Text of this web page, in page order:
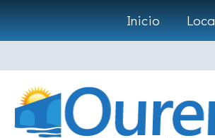
Ir
al
contenido
Inicio